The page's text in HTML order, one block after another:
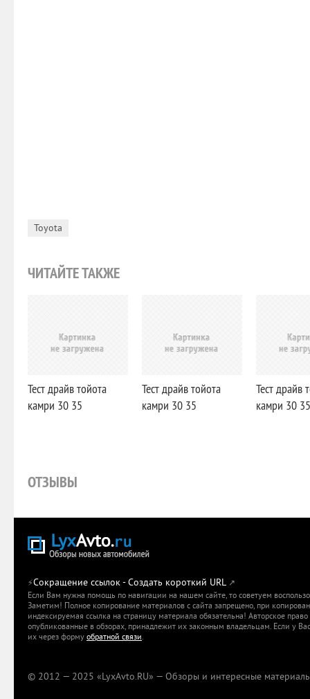
Toyota
ЧИТАЙТЕ ТАКЖЕ
Тест драйв тойота
камри 30 35
Тест драйв тойота
камри 30 35
Тест драйв
камри 30 35
ОТЗЫВЫ
Всем привет, покатался на Тойота Камри 2012 и вот какие
рубят на ура, хороши разгон, рулевое тоже не плохое. Что
жесткая не мягкая, что то среднее. В общем отличные
так даже лучше прошлого поколения. Только по вкусовым
понравилась, а так большой плюс этому новому авто Toyota
⚡Сокращение ссылок - Создать короткий URL ↗
Если Вам нужна помощь по навигации на нашем сайте, то советуем
Заметим! Полное копирование материалов с сайта запрещено, при
индексируемая ссылка на страницу материала обязательна! Авторское
опубликованные в обзорах, принадлежит их законным владельцам. Если у
их через форму обратной связи.
© 2012 — 2025 «LyxAvto.RU» — Обзоры и интересные